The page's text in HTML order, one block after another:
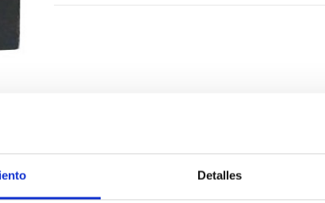
Detalles